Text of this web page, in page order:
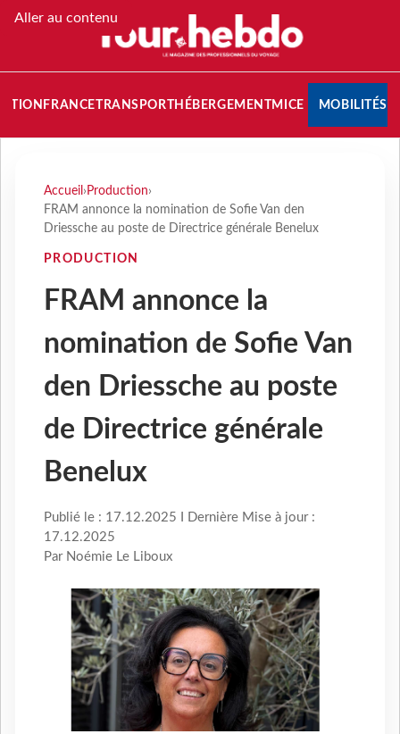
Aller au contenu
FRANCETRANSPORT HÉBERGEMENTMICE MOBILITÉS
Accueil › Production›
FRAM annonce la nomination de Sofie Van den
Driessche au poste de Directrice générale Benelux
PRODUCTION
FRAM annonce la
nomination de Sofie Van
den Driessche au poste
de Directrice générale
Benelux
Publié le : 17.12.2025 I Dernière Mise à jour :
17.12.2025
Par Noémie Le Liboux